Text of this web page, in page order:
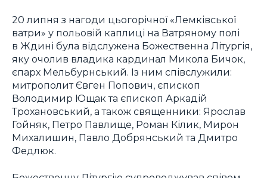
20 липня з нагоди цьогорічної «Лемківської
ватри» у польовій каплиці на Ватряному полі
в Ждині була відслужена Божественна Літургія,
яку очолив владика кардинал Микола Бичок,
єпарх Мельбурнський. Із ним співслужили:
митрополит Євген Попович, єпископ
Володимир Ющак та єпископ Аркадій
Трохановський, а також священники: Ярослав
Гойняк, Петро Павлище, Роман Кілик, Мирон
Михалишин, Павло Добрянський та Дмитро
Федлюк.